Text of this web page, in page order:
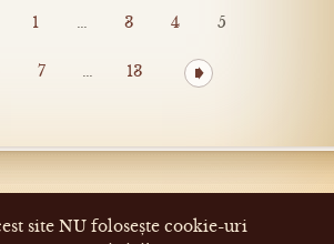
1 … 3 4 5
7 … 13
site NU folosește cookie-uri